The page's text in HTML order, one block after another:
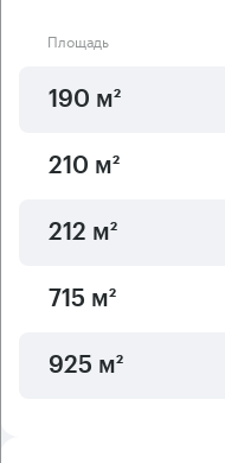
Площадь
190 м²
210 м²
212 м²
715 м²
925 м²